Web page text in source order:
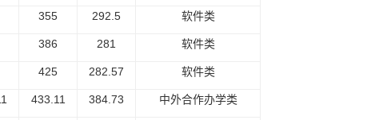
355 292.5 软件类
386 281 软件类
425 282.57 软件类
433.11 384.73 中外合作办学类